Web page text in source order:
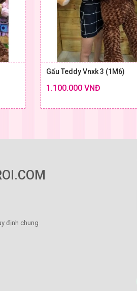
Gấu Teddy Vnxk 3 (1M6)
1.100.000 VNĐ
định chung